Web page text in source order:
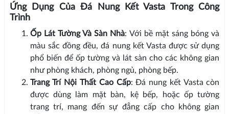
Ứng Dụng Của Đá Nung Kết Vasta Trong Công
Trình
Ốp Lát Tường Và Sàn Nhà: Với bề mặt sáng bóng và
màu sắc đồng đều, đá nung kết Vasta được sử dụng
phổ biến để ốp tường và lát sàn cho các không gian
như phòng khách, phòng ngủ, phòng bếp.
Trang Trí Nội Thất Cao Cấp: Đá nung kết Vasta còn
được dùng làm mặt bàn, kệ bếp, hoặc ốp tường
trang trí, mang đến sự đẳng cấp cho không gian